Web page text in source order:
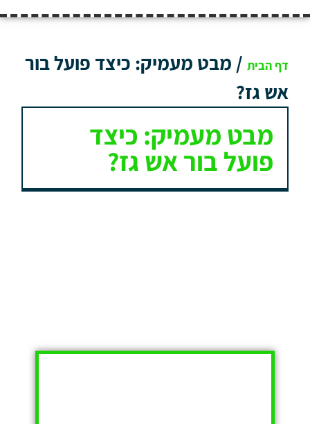
דף הבית / מבט מעמיק: כיצד פועל בור
אש גז?
מבט מעמיק: כיצד
פועל בור אש גז?